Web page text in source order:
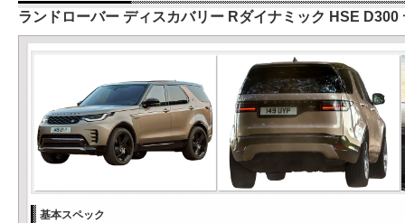
ランドローバー ディスカバリー Rダイナミック HSE D300
基本スペック